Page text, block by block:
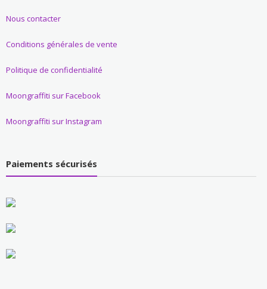
Nous contacter
Conditions générales de vente
Politique de confidentialité
Moongraffiti sur Facebook
Moongraffiti sur Instagram
Paiements sécurisés